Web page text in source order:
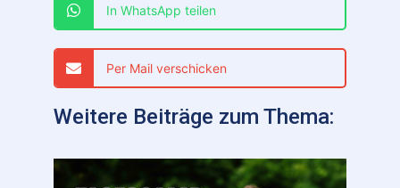
In WhatsApp teilen
Per Mail verschicken
Weitere Beiträge zum Thema: